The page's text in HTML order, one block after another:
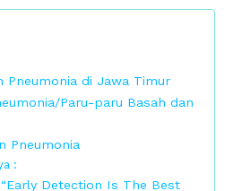
Pneumonia di Jawa Timur
Paru-paru Basah dan
Pneumonia
:
Detection Is The Best